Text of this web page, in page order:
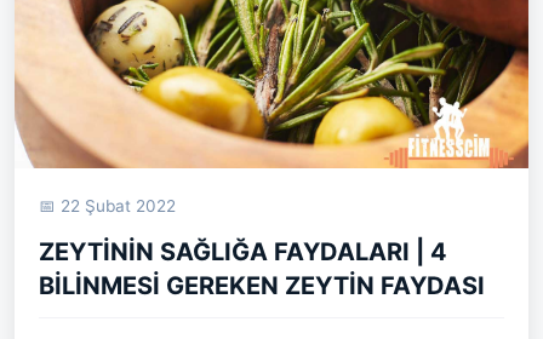
📅 22 Şubat 2022
ZEYTİNİN SAĞLIĞA FAYDALARI | 4
BİLİNMESİ GEREKEN ZEYTİN FAYDASI